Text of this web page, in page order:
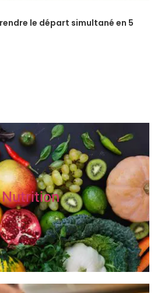
le départ simultané en 5
Nutrition